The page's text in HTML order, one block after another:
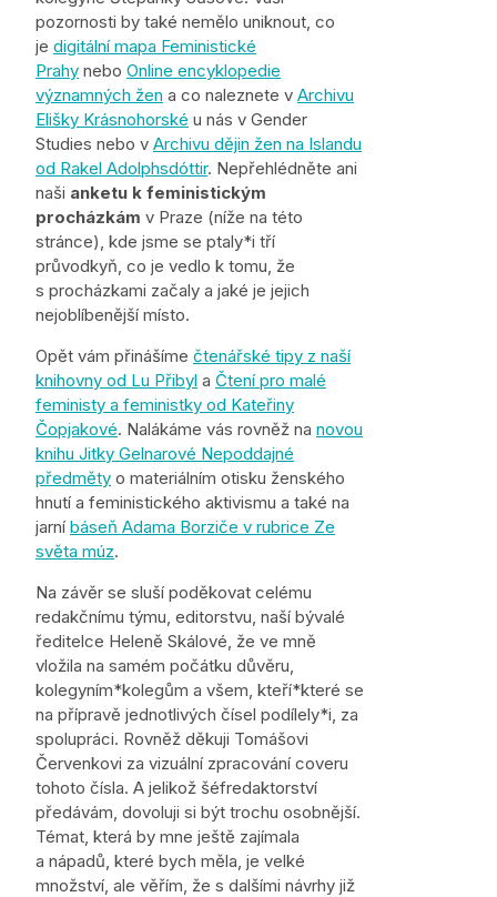
pozornosti by také nemělo uniknout, co
je digitální mapa Feministické
Prahy nebo Online encyklopedie
významných žen a co naleznete v Archivu
Elišky Krásnohorské u nás v Gender
Studies nebo v Archivu dějin žen na Islandu
od Rakel Adolphsdóttir. Nepřehlédněte ani
naši anketu k feministickým
procházkám v Praze (níže na této
stránce), kde jsme se ptaly*i tří
průvodkyň, co je vedlo k tomu, že
s procházkami začaly a jaké je jejich
nejoblíbenější místo.
Opět vám přinášíme čtenářské tipy z naší
knihovny od Lu Přibyl a Čtení pro malé
feministy a feministky od Kateřiny
Čopjakové. Nalákáme vás rovněž na novou
knihu Jitky Gelnarové Nepoddajné
předměty o materiálním otisku ženského
hnutí a feministického aktivismu a také na
jarní báseň Adama Borziče v rubrice Ze
světa múz.
Na závěr se sluší poděkovat celému
redakčnímu týmu, editorstvu, naší bývalé
ředitelce Heleně Skálové, že ve mně
vložila na samém počátku důvěru,
kolegyním*kolegům a všem, kteří*které se
na přípravě jednotlivých čísel podílely*i, za
spolupráci. Rovněž děkuji Tomášovi
Červenkovi za vizuální zpracování coveru
tohoto čísla. A jelikož šéfredaktorství
předávám, dovoluji si být trochu osobnější.
Témat, která by mne ještě zajímala
a nápadů, které bych měla, je velké
množství, ale věřím, že s dalšími návrhy již